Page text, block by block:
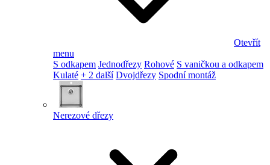
Otevřít
menu
S odkapem Jednodřezy Rohové S vaničkou a odkapem
Kulaté + 2 další Dvojdřezy Spodní montáž
Nerezové dřezy